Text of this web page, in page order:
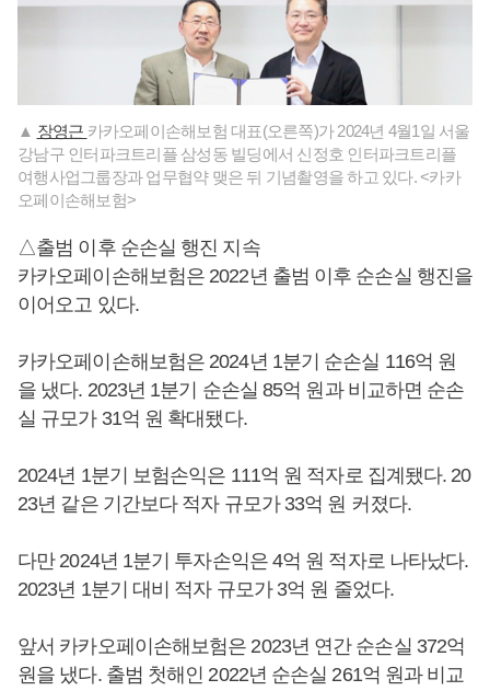
▲ 장영근 카카오페이손해보험 대표(오른쪽)가 2024년 4월1일 서울
강남구 인터파크트리플 삼성동 빌딩에서 신정호 인터파크트리플
여행사업그룹장과 업무협약 맺은 뒤 기념촬영을 하고 있다. <카카
오페이손해보험>
△출범 이후 순손실 행진 지속
카카오페이손해보험은 2022년 출범 이후 순손실 행진을
이어오고 있다.
카카오페이손해보험은 2024년 1분기 순손실 116억 원
을 냈다. 2023년 1분기 순손실 85억 원과 비교하면 순손
실 규모가 31억 원 확대됐다.
2024년 1분기 보험손익은 111억 원 적자로 집계됐다. 20
23년 같은 기간보다 적자 규모가 33억 원 커졌다.
다만 2024년 1분기 투자손익은 4억 원 적자로 나타났다.
2023년 1분기 대비 적자 규모가 3억 원 줄었다.
앞서 카카오페이손해보험은 2023년 연간 순손실 372억
원을 냈다. 출범 첫해인 2022년 순손실 261억 원과 비교